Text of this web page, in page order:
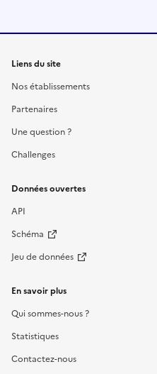
Liens du site
Nos établissements
Partenaires
Une question ?
Challenges
Données ouvertes
API
Schéma
Jeu de données
En savoir plus
Qui sommes-nous ?
Statistiques
Contactez-nous